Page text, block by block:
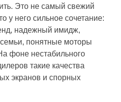
Это не самый свежий
у него сильное сочетание:
надежный имидж,
понятные моторы
фоне нестабильного
такие качества
экранов и спорных